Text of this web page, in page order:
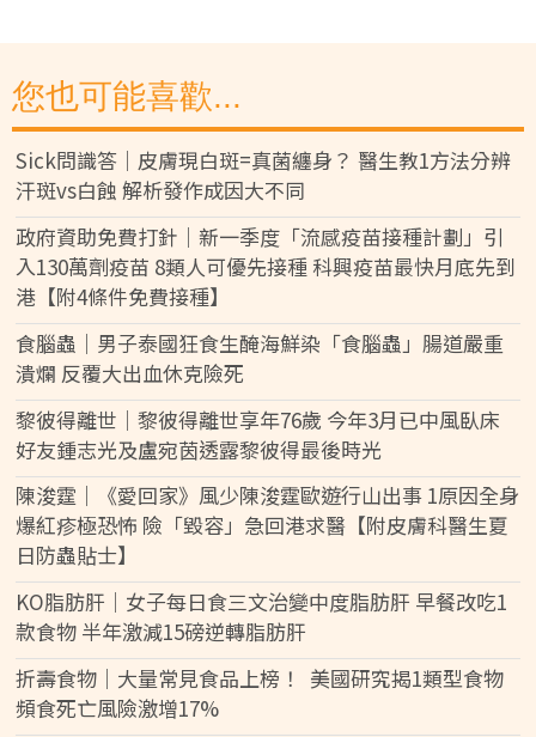
您也可能喜歡...
Sick問識答｜皮膚現白斑=真菌纏身？ 醫生教1方法分辨
汗斑vs白蝕 解析發作成因大不同
政府資助免費打針｜新一季度「流感疫苗接種計劃」引
入130萬劑疫苗 8類人可優先接種 科興疫苗最快月底先到
港【附4條件免費接種】
食腦蟲｜男子泰國狂食生醃海鮮染「食腦蟲」腸道嚴重
潰爛 反覆大出血休克險死
黎彼得離世｜黎彼得離世享年76歲 今年3月已中風臥床
好友鍾志光及盧宛茵透露黎彼得最後時光
陳浚霆｜《愛回家》風少陳浚霆歐遊行山出事 1原因全身
爆紅疹極恐怖 險「毀容」急回港求醫【附皮膚科醫生夏
日防蟲貼士】
KO脂肪肝｜女子每日食三文治變中度脂肪肝 早餐改吃1
款食物 半年激減15磅逆轉脂肪肝
折壽食物｜大量常見食品上榜！ 美國研究揭1類型食物
頻食死亡風險激增17%